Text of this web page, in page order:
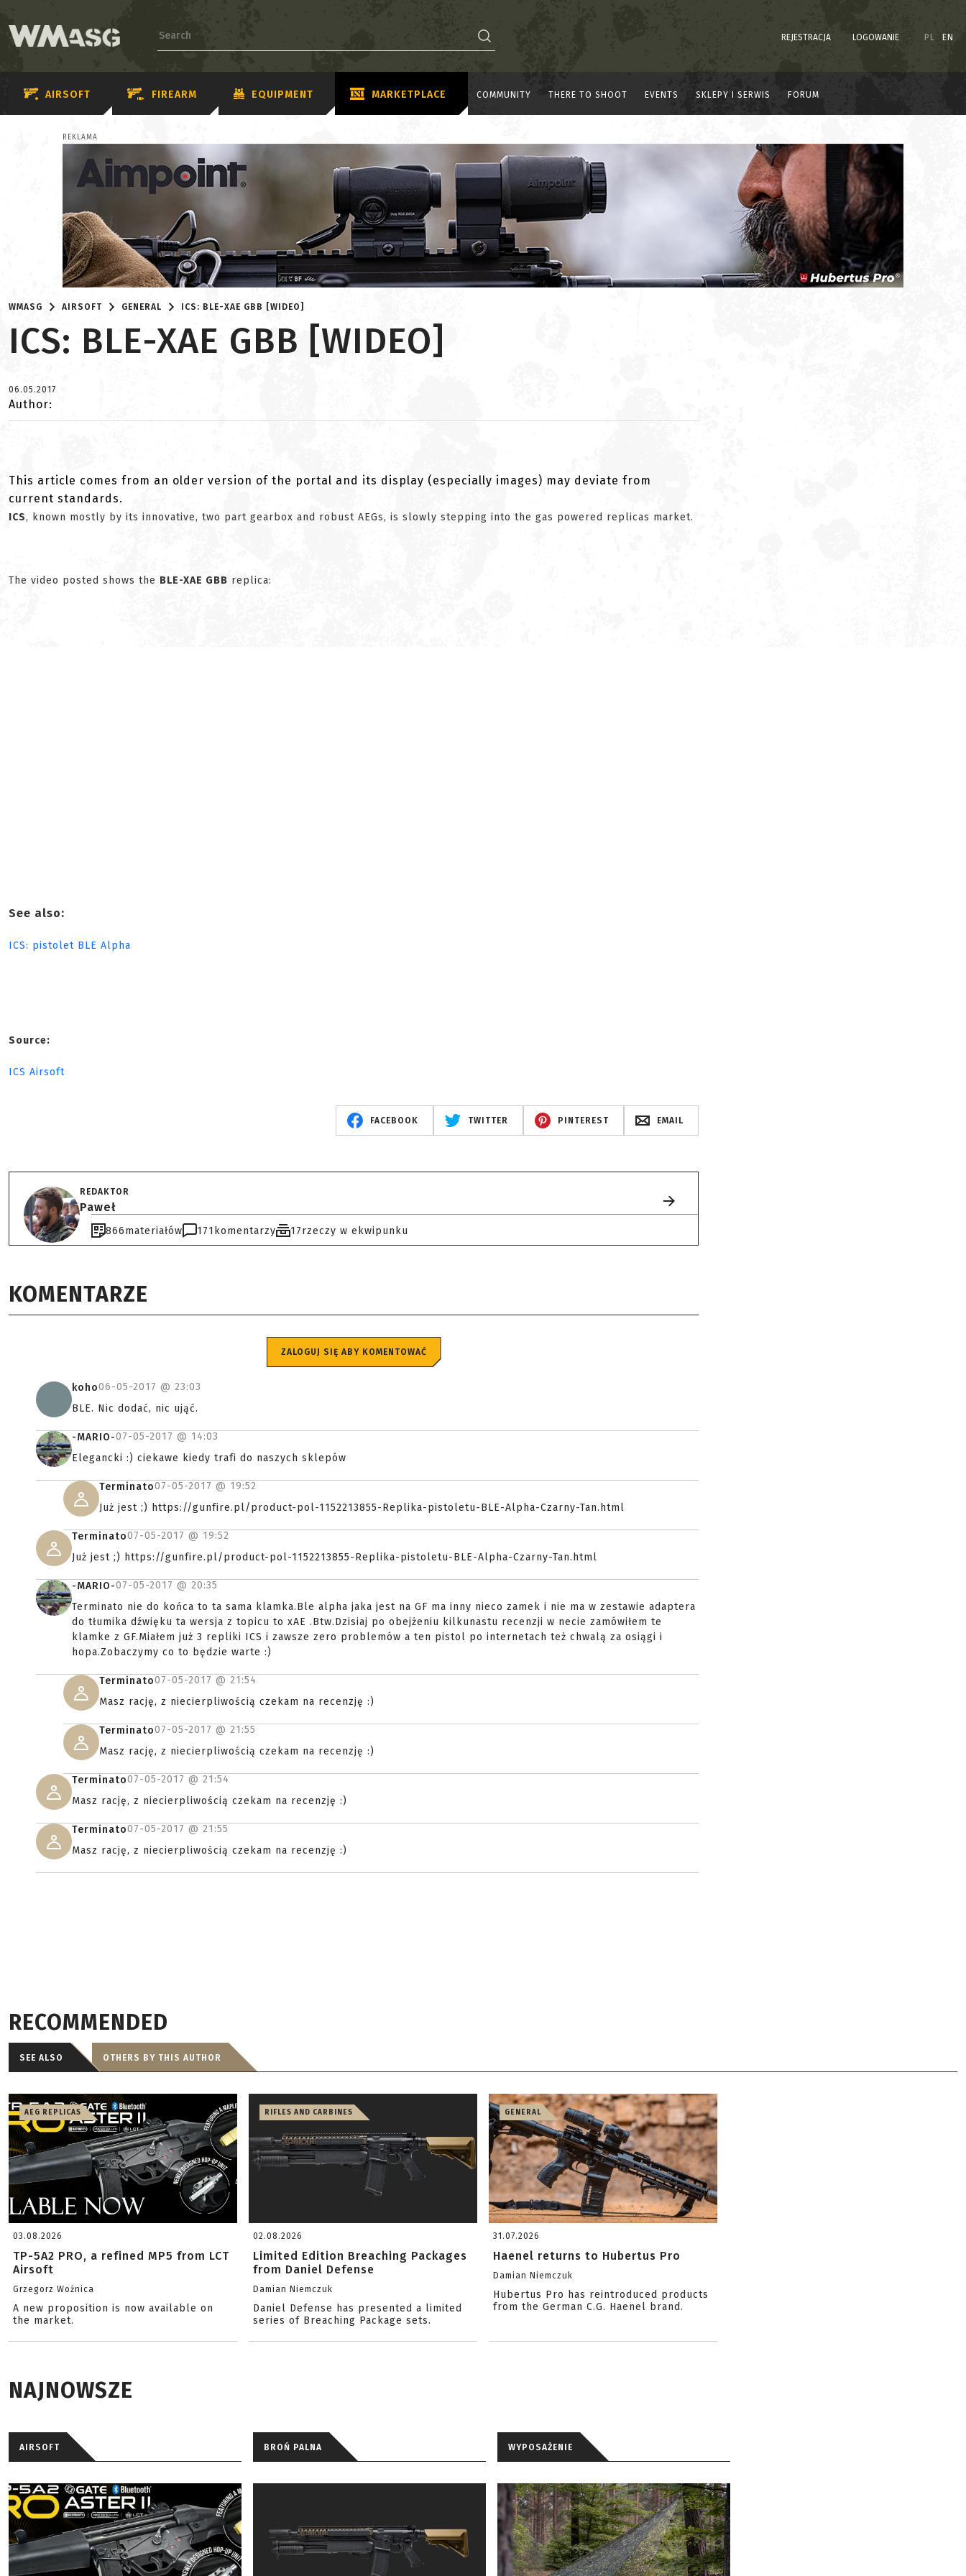
REJESTRACJA LOGOWANIE PL EN
AIRSOFT FIREARM EQUIPMENT MARKETPLACE COMMUNITY THERE TO SHOOT EVENTS SKLEPY I SERWIS FORUM
REKLAMA
WMASG AIRSOFT GENERAL ICS: BLE-XAE GBB [WIDEO]
ICS: BLE-XAE GBB [WIDEO]
06.05.2017
Author:
This article comes from an older version of the portal and its display (especially images) may deviate from
current standards.
ICS, known mostly by its innovative, two part gearbox and robust AEGs, is slowly stepping into the gas powered replicas market.
The video posted shows the BLE-XAE GBB replica:
See also:
ICS: pistolet BLE Alpha
Source:
ICS Airsoft
FACEBOOK TWITTER PINTEREST EMAIL
REDAKTOR
Paweł
866materiałów 171 komentarzy 17rzeczy w ekwipunku
KOMENTARZE
ZALOGUJ SIĘ ABY KOMENTOWAĆ
koho06-05-2017 @ 23:03
BLE. Nic dodać, nic ująć.
-MARIO-07-05-2017 @ 14:03
Elegancki :) ciekawe kiedy trafi do naszych sklepów
Terminato07-05-2017 @ 19:52
Już jest ;) https://gunfire.pl/product-pol-1152213855-Replika-pistoletu-BLE-Alpha-Czarny-Tan.html
Terminato07-05-2017 @ 19:52
Już jest ;) https://gunfire.pl/product-pol-1152213855-Replika-pistoletu-BLE-Alpha-Czarny-Tan.html
-MARIO-07-05-2017 @ 20:35
Terminato nie do końca to ta sama klamka.Ble alpha jaka jest na GF ma inny nieco zamek i nie ma w zestawie adaptera
do tłumika dźwięku ta wersja z topicu to xAE .Btw.Dzisiaj po obejżeniu kilkunastu recenzji w necie zamówiłem te
klamke z GF.Miałem już 3 repliki ICS i zawsze zero problemów a ten pistol po internetach też chwalą za osiągi i
hopa.Zobaczymy co to będzie warte :)
Terminato07-05-2017 @ 21:54
Masz rację, z niecierpliwością czekam na recenzję :)
Terminato07-05-2017 @ 21:55
Masz rację, z niecierpliwością czekam na recenzję :)
Terminato07-05-2017 @ 21:54
Masz rację, z niecierpliwością czekam na recenzję :)
Terminato07-05-2017 @ 21:55
Masz rację, z niecierpliwością czekam na recenzję :)
RECOMMENDED
SEE ALSO OTHERS BY THIS AUTHOR
AEG REPLICAS
03.08.2026
TP-5A2 PRO, a refined MP5 from LCT
Airsoft
Grzegorz Woźnica
A new proposition is now available on
the market.
RIFLES AND CARBINES
02.08.2026
Limited Edition Breaching Packages
from Daniel Defense
Damian Niemczuk
Daniel Defense has presented a limited
series of Breaching Package sets.
GENERAL
31.07.2026
Haenel returns to Hubertus Pro
Damian Niemczuk
Hubertus Pro has reintroduced products
from the German C.G. Haenel brand.
NAJNOWSZE
AIRSOFT BROŃ PALNA WYPOSAŻENIE